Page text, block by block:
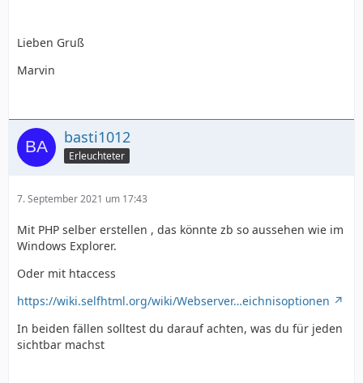
Lieben Gruß
Marvin
basti1012
Erleuchteter
7. September 2021 um 17:43
Mit PHP selber erstellen , das könnte zb so aussehen wie im
Windows Explorer.
Oder mit htaccess
https://wiki.selfhtml.org/wiki/Webserver…eichnisoptionen
In beiden fällen solltest du darauf achten, was du für jeden
sichtbar machst